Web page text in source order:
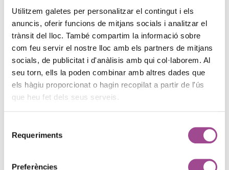
Utilitzem galetes per personalitzar el contingut i els
anuncis, oferir funcions de mitjans socials i analitzar el
trànsit del lloc. També compartim la informació sobre
com feu servir el nostre lloc amb els partners de mitjans
socials, de publicitat i d'anàlisis amb qui col·laborem. Al
seu torn, ells la poden combinar amb altres dades que
els hàgiu proporcionat o hagin recopilat a partir de l'ús
que heu fet dels seus serveis.
Requeriments
Preferències
Front-end
Intel·ligència Artificial
Màrqueting